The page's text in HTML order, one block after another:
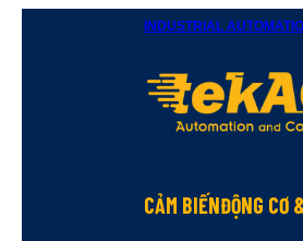
INDUSTRIAL
CẢM BIẾNĐỘNG CƠ